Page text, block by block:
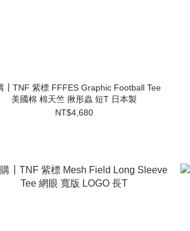
┃TNF 紫標 FFFES Graphic Football Tee
美國棉 棉天竺 揪形蟲 短T 日本製
NT$4,680